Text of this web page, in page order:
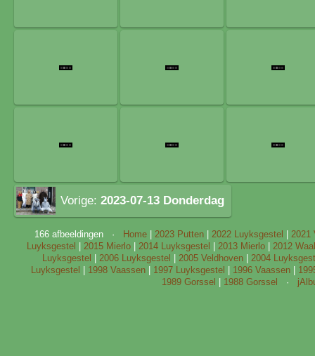
Vorige: 2023-07-13 Donderdag
166 afbeeldingen · Home 2023 Putten 2022 Luyksgestel
2021
Luyksgestel
|2015 Mierlo |2014 Luyksgestel |2013 Mierlo |2012
Luyksgestel
2006 Luyksgestel 2005 Veldhoven
2004
Luyksgestel
1998 Vaassen 1997 Luyksgestel 1996 Vaassen
1989 Gorssel
1988 Gorssel ·